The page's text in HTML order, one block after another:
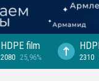
HDPE film
2080 25,96% 2310